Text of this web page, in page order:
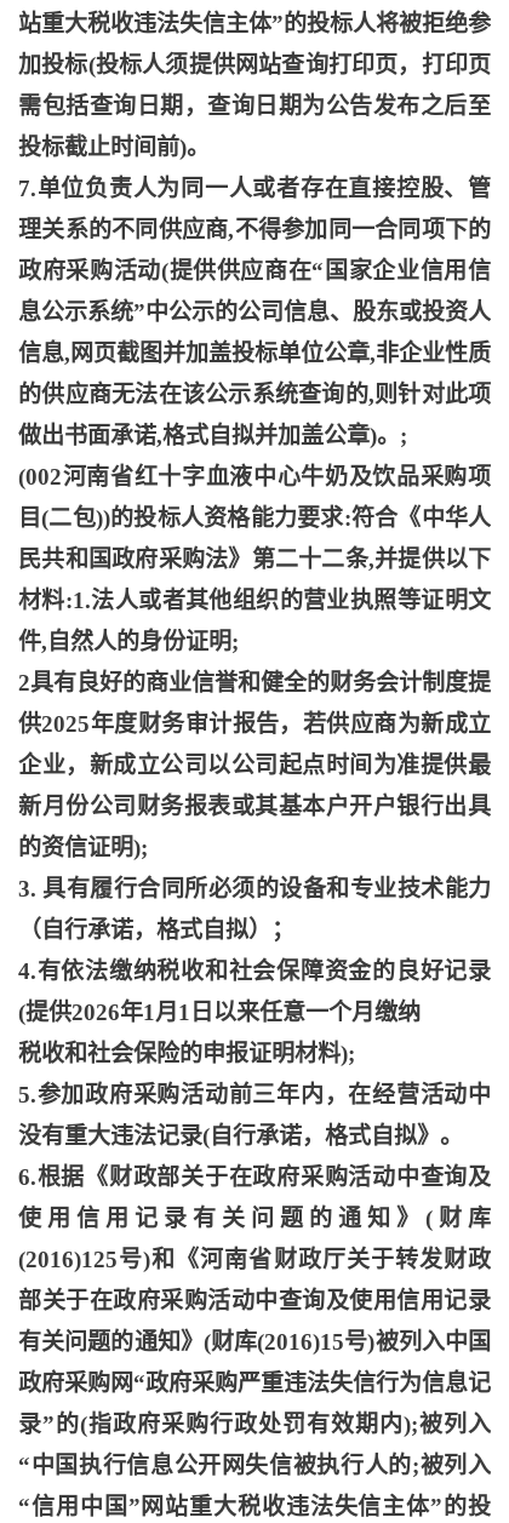
站重大税收违法失信主体”的投标人将被拒绝参
加投标(投标人须提供网站查询打印页，打印页
需包括查询日期，查询日期为公告发布之后至
投标截止时间前)。
7.单位负责人为同一人或者存在直接控股、管
理关系的不同供应商,不得参加同一合同项下的
政府采购活动(提供供应商在“国家企业信用信
息公示系统”中公示的公司信息、股东或投资人
信息,网页截图并加盖投标单位公章,非企业性质
的供应商无法在该公示系统查询的,则针对此项
做出书面承诺,格式自拟并加盖公章)。;
(002河南省红十字血液中心牛奶及饮品采购项
目(二包))的投标人资格能力要求:符合《中华人
民共和国政府采购法》第二十二条,并提供以下
材料:1.法人或者其他组织的营业执照等证明文
件,自然人的身份证明;
2具有良好的商业信誉和健全的财务会计制度提
供2025年度财务审计报告，若供应商为新成立
企业，新成立公司以公司起点时间为准提供最
新月份公司财务报表或其基本户开户银行出具
的资信证明);
3. 具有履行合同所必须的设备和专业技术能力
（自行承诺，格式自拟）；
4.有依法缴纳税收和社会保障资金的良好记录
(提供2026年1月1日以来任意一个月缴纳
税收和社会保险的申报证明材料);
5.参加政府采购活动前三年内，在经营活动中
没有重大违法记录(自行承诺，格式自拟》。
6.根据《财政部关于在政府采购活动中查询及
使用信用记录有关问题的通知》(财库
(2016)125号)和《河南省财政厅关于转发财政
部关于在政府采购活动中查询及使用信用记录
有关问题的通知》(财库(2016)15号)被列入中国
政府采购网“政府采购严重违法失信行为信息记
录”的(指政府采购行政处罚有效期内);被列入
“中国执行信息公开网失信被执行人的;被列入
“信用中国”网站重大税收违法失信主体”的投